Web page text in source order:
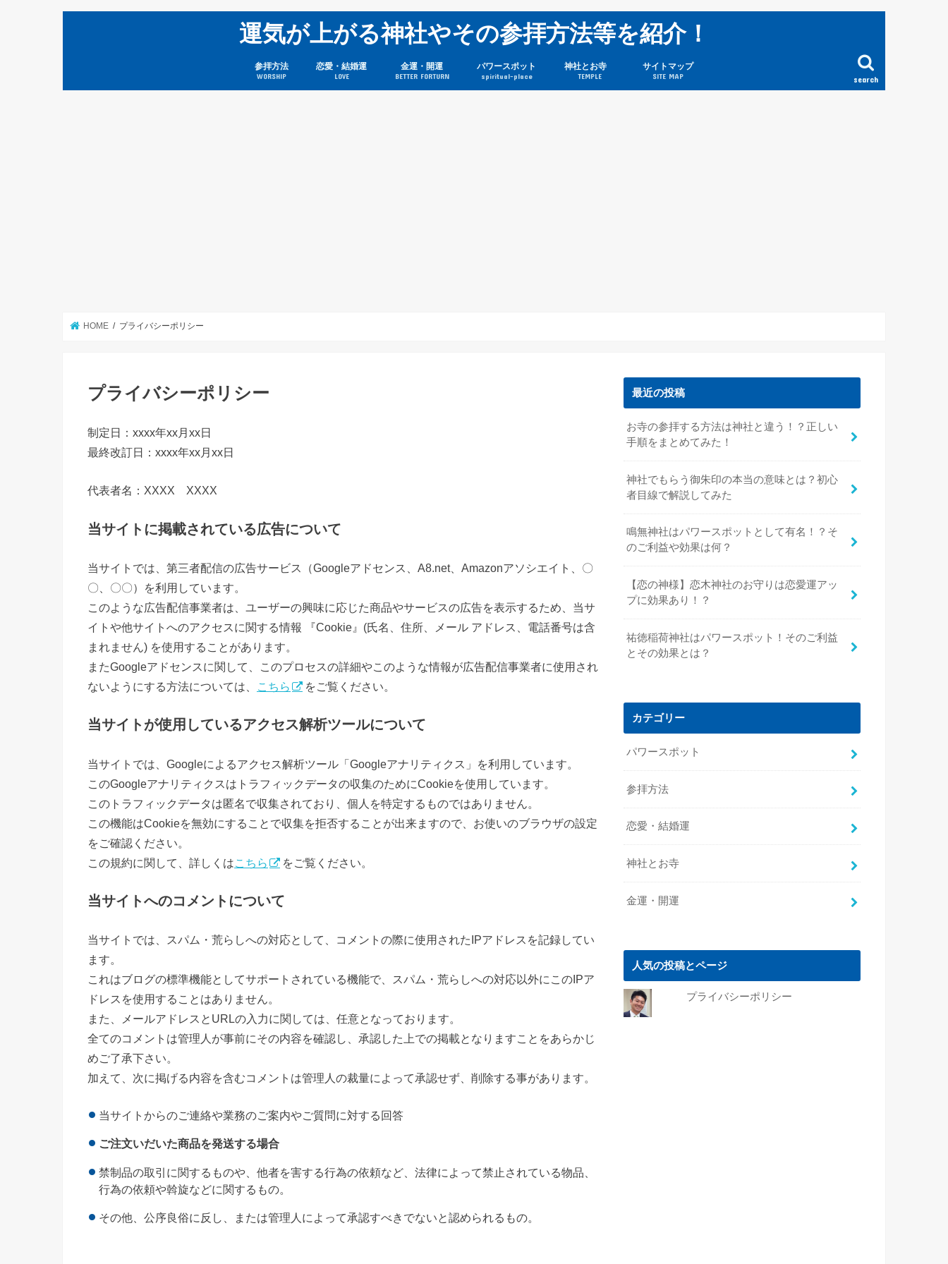
運気が上がる神社やその参拝方法等を紹介！
search
参拝方法
WORSHIP
恋愛・結婚運
LOVE
金運・開運
BETTER FORTURN
パワースポット
spiritual-place
神社とお寺
TEMPLE
サイトマップ
SITE MAP
HOME プライバシーポリシー
プライバシーポリシー
制定日：xxxx年xx月xx日
最終改訂日：xxxx年xx月xx日
代表者名：XXXX XXXX
当サイトに掲載されている広告について
当サイトでは、第三者配信の広告サービス（Googleアドセンス、A8.net、Amazonアソシエイト、〇
〇、〇〇）を利用しています。
このような広告配信事業者は、ユーザーの興味に応じた商品やサービスの広告を表示するため、当サ
イトや他サイトへのアクセスに関する情報 『Cookie』(氏名、住所、メール アドレス、電話番号は含
まれません) を使用することがあります。
またGoogleアドセンスに関して、このプロセスの詳細やこのような情報が広告配信事業者に使用され
ないようにする方法については、
こちら をご覧ください。
当サイトが使用しているアクセス解析ツールについて
当サイトでは、Googleによるアクセス解析ツール「Googleアナリティクス」を利用しています。
このGoogleアナリティクスはトラフィックデータの収集のためにCookieを使用しています。
このトラフィックデータは匿名で収集されており、個人を特定するものではありません。
この機能はCookieを無効にすることで収集を拒否することが出来ますので、お使いのブラウザの設定
をご確認ください。
この規約に関して、詳しくはこちら をご覧ください。
当サイトへのコメントについて
当サイトでは、スパム・荒らしへの対応として、コメントの際に使用されたIPアドレスを記録してい
ます。
これはブログの標準機能としてサポートされている機能で、スパム・荒らしへの対応以外にこのIPア
ドレスを使用することはありません。
また、メールアドレスとURLの入力に関しては、任意となっております。
全てのコメントは管理人が事前にその内容を確認し、承認した上での掲載となりますことをあらかじ
めご了承下さい。
加えて、次に掲げる内容を含むコメントは管理人の裁量によって承認せず、削除する事があります。
当サイトからのご連絡や業務のご案内やご質問に対する回答
ご注文いだいた商品を発送する場合
禁制品の取引に関するものや、他者を害する行為の依頼など、法律によって禁止されている物品、
行為の依頼や斡旋などに関するもの。
その他、公序良俗に反し、または管理人によって承認すべきでないと認められるもの。
最近の投稿
お寺の参拝する方法は神社と違う！？正しい
手順をまとめてみた！
神社でもらう御朱印の本当の意味とは？初心
者目線で解説してみた
鳴無神社はパワースポットとして有名！？そ
のご利益や効果は何？
【恋の神様】恋木神社のお守りは恋愛運アッ
プに効果あり！？
祐徳稲荷神社はパワースポット！そのご利益
とその効果とは？
カテゴリー
パワースポット
参拝方法
恋愛・結婚運
神社とお寺
金運・開運
人気の投稿とページ
プライバシーポリシー